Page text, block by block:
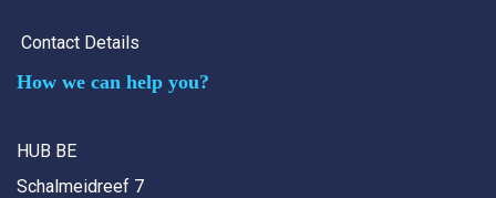
Contact Details
How we can help you?
HUB BE
Schalmeidreef 7